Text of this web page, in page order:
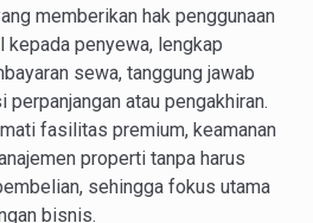
memberikan hak penggunaan
kepada penyewa, lengkap
sewa, tanggung jawab
perpanjangan atau pengakhiran.
fasilitas premium, keamanan
properti tanpa harus
sehingga fokus utama
bisnis.